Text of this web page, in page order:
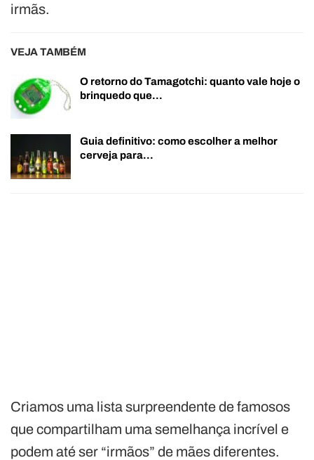
irmãs.
VEJA TAMBÉM
O retorno do Tamagotchi: quanto vale hoje o
brinquedo que…
Guia definitivo: como escolher a melhor
cerveja para…
Criamos uma lista surpreendente de famosos
que compartilham uma semelhança incrível e
podem até ser “irmãos” de mães diferentes.